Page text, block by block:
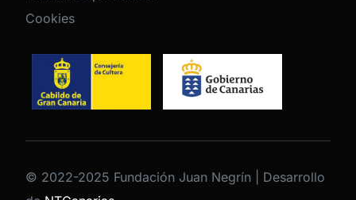
Cookies
© 2022-2025 Fundación Juan Negrín | Desarrollo